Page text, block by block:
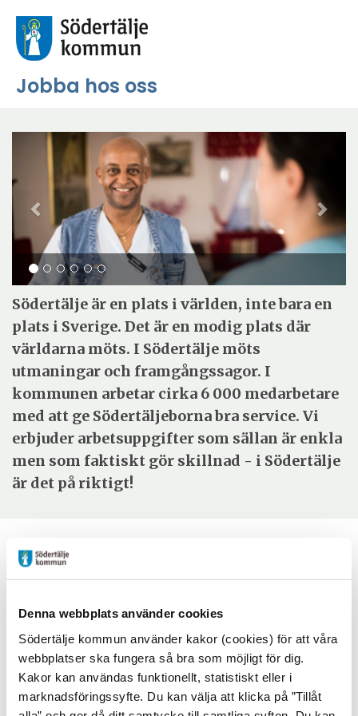
Denna webbplats använder cookies
Södertälje kommun använder kakor (cookies) för att våra
webbplatser ska fungera så bra som möjligt för dig.
Kakor kan användas funktionellt, statistiskt eller i
marknadsföringssyfte. Du kan välja att klicka på ”Tillåt
Jobba hos oss
Föregående
Södertälje är en plats i världen, inte bara en
plats i Sverige. Det är en modig plats där
världarna möts. I Södertälje möts
utmaningar och framgångssagor. I
kommunen arbetar cirka 6 000 medarbetare
med att ge Södertäljeborna bra service. Vi
erbjuder arbetsuppgifter som sällan är enkla
men som faktiskt gör skillnad - i Södertälje
är det på riktigt!
2026-02-
06
Vi söker ungdomar och
arbetsplatser!
Vill du feriepraktisera i sommar och är född 2008, 2009